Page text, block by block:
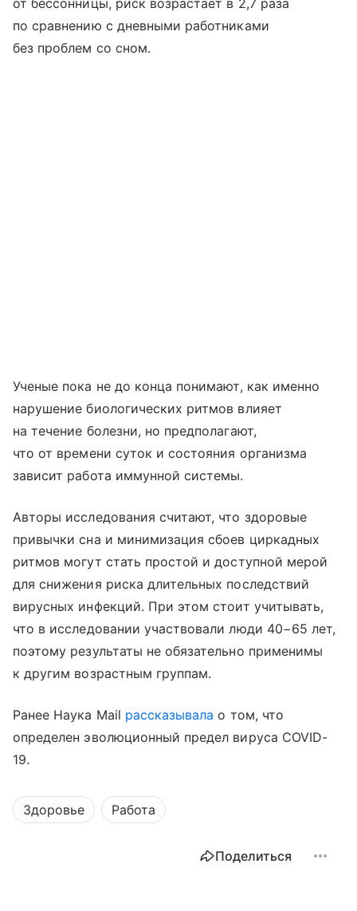
от бессонницы, риск возрастает в 2,7 раза
по сравнению с дневными работниками
без проблем со сном.
Ученые пока не до конца понимают, как именно
нарушение биологических ритмов влияет
на течение болезни, но предполагают,
что от времени суток и состояния организма
зависит работа иммунной системы.
Авторы исследования считают, что здоровые
привычки сна и минимизация сбоев циркадных
ритмов могут стать простой и доступной мерой
для снижения риска длительных последствий
вирусных инфекций. При этом стоит учитывать,
что в исследовании участвовали люди 40−65 лет,
поэтому результаты не обязательно применимы
к другим возрастным группам.
Ранее Наука Mail рассказывала о том, что
определен эволюционный предел вируса COVID-
19.
Здоровье Работа
Поделиться